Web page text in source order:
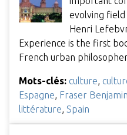
evolving field
Henri
Experience is the first
French urban
Mots-clés: culture
Espagne Fraser Benjamin
littérature Spain